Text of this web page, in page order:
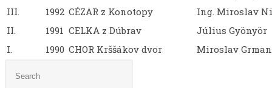
III.
1992 CÉZAR z Konotopy
Ing. Miroslav
II.
1991 CELKA z Dúbrav
Július Gyönyör
I.
1990 CHOR Krššákov dvor Miroslav Grman